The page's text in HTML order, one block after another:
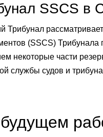
SSCS в
Трибунал
(SSCS) Трибунала
некоторые части
службы судов и